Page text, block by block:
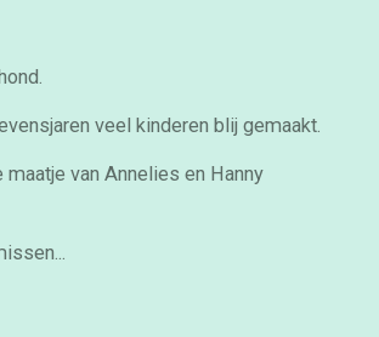
veel kinderen blij gemaakt.
van Annelies en Hanny